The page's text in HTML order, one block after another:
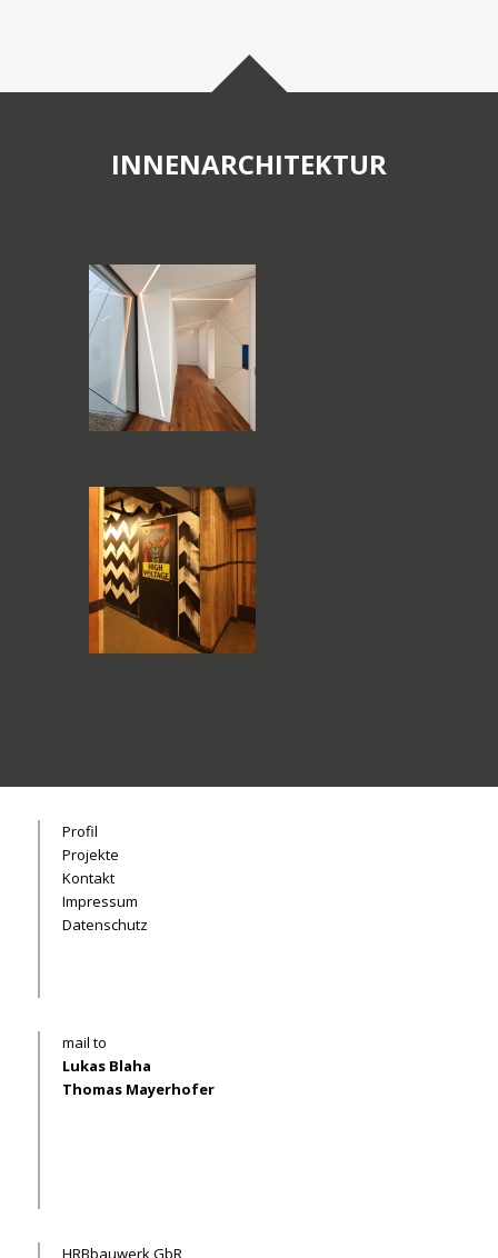
INNENARCHITEKTUR
Profil
Projekte
Kontakt
Impressum
Datenschutz
mail to
Lukas Blaha
Thomas Mayerhofer
HRBbauwerk GbR